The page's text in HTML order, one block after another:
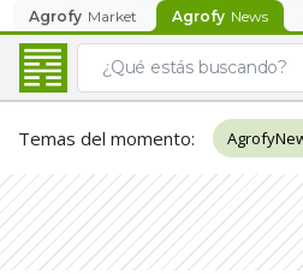
Agrofy Market Agrofy News
Temas del momento: